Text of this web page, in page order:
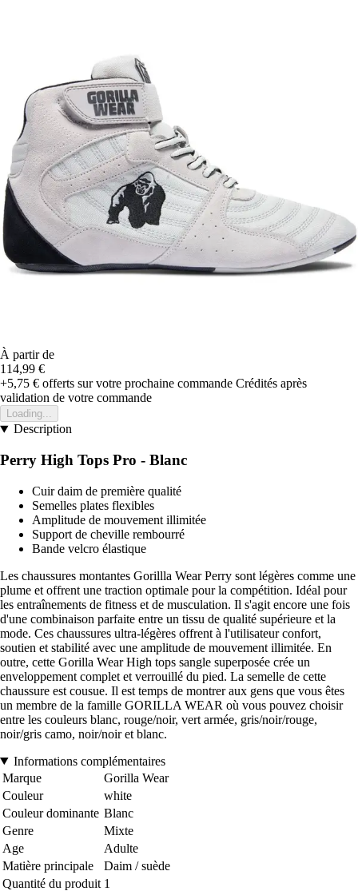
À partir de
114,99 €
+5,75 € offerts sur votre prochaine commande Crédités après
validation de votre commande
Loading...
Description
Perry High Tops Pro - Blanc
Cuir daim de première qualité
Semelles plates flexibles
Amplitude de mouvement illimitée
Support de cheville rembourré
Bande velcro élastique
Les chaussures montantes Gorillla Wear Perry sont légères comme une
plume et offrent une traction optimale pour la compétition. Idéal pour
les entraînements de fitness et de musculation. Il s'agit encore une fois
d'une combinaison parfaite entre un tissu de qualité supérieure et la
mode. Ces chaussures ultra-légères offrent à l'utilisateur confort,
soutien et stabilité avec une amplitude de mouvement illimitée. En
outre, cette Gorilla Wear High tops sangle superposée crée un
enveloppement complet et verrouillé du pied. La semelle de cette
chaussure est cousue. Il est temps de montrer aux gens que vous êtes
un membre de la famille GORILLA WEAR où vous pouvez choisir
entre les couleurs blanc, rouge/noir, vert armée, gris/noir/rouge,
noir/gris camo, noir/noir et blanc.
Informations complémentaires
Marque
Gorilla Wear
Couleur
white
Couleur dominante Blanc
Genre
Mixte
Age
Adulte
Matière principale
Daim / suède
Quantité du produit 1